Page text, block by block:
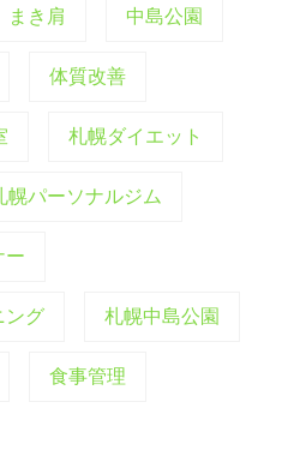
まき肩 中島公園
体質改善
札幌ダイエット
幌パーソナルジム
ー
ング 札幌中島公園
食事管理